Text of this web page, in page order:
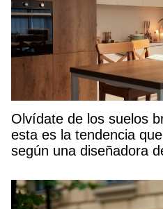
Olvídate de los suelos
esta es la tendencia
según una diseñadora